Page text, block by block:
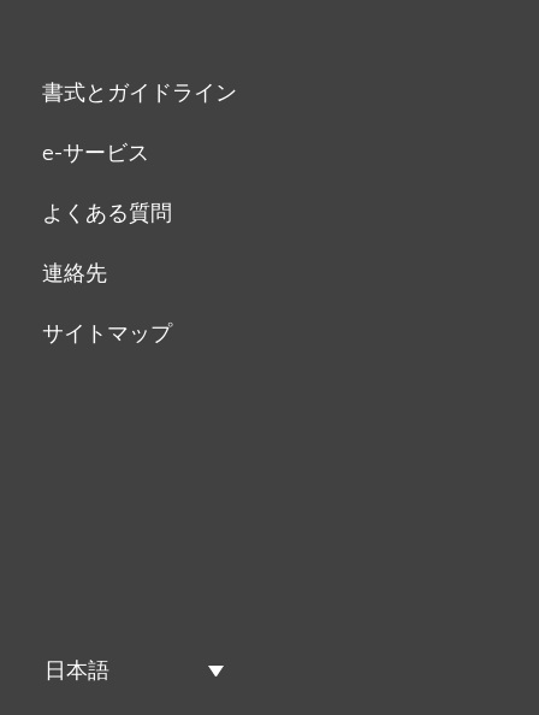
書式とガイドライン
e-サービス
よくある質問
連絡先
サイトマップ
日本語